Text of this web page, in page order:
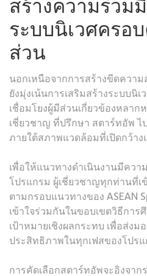
ระบบนิเวศครอ
ส่วน
นอกเหนือจากการสร้างขีดความ
ยังมุ่งเน้นการเสริมสร้างระบบนิ
เชื่อมโยงผู้มีส่วนเกี่ยวข้องหลาก
เชี่ยวชาญ ที่ปรึกษา สตาร์ทอัพ ไ
ภายใต้สภาพแวดล้อมที่เปิดกว้า
เพื่อให้แนวทางดำเนินงานมีคว
โปรแกรม ผู้เชี่ยวชาญทุกท่านที่เ
ตามกรอบแนวทางของ ASEAN
เข้าใจร่วมกันในขอบเขตวิธีการ
เป้าหมายเชิงผลกระทบ เพื่อส่ง
ประสิทธิภาพในทุกเฟสของโปรแ
การคัดเลือกสตาร์ทอัพจะอิงจา